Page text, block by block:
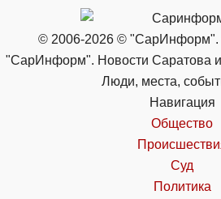
© 2006-2026 © "СарИнформ".
"СарИнформ". Новости Саратова и
Люди, места,
Навигация
Общество
Суд
Политика